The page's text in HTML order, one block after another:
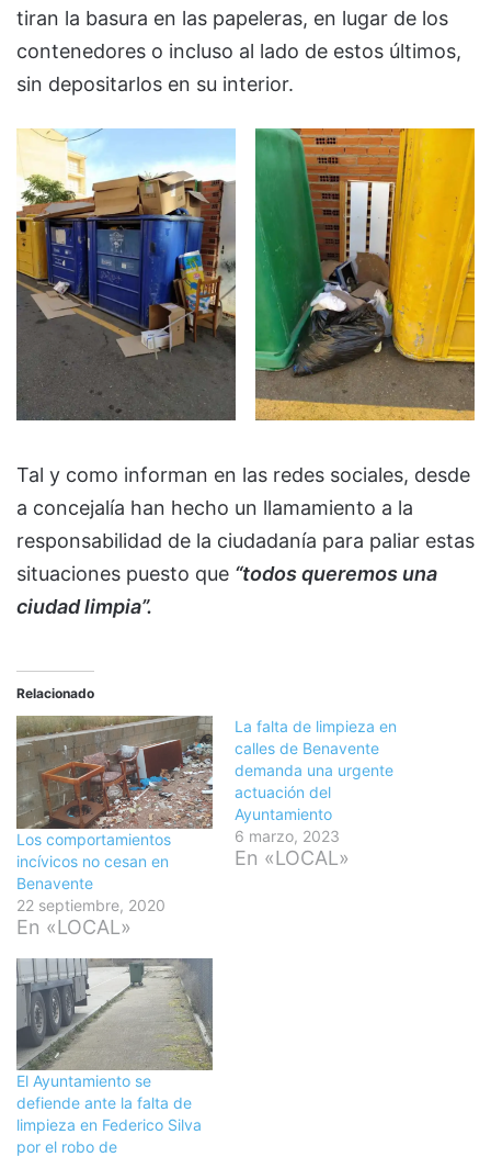
tiran la basura en las papeleras, en lugar de los
contenedores o incluso al lado de estos últimos,
sin depositarlos en su interior.
Tal y como informan en las redes sociales, desde
a concejalía han hecho un llamamiento a la
responsabilidad de la ciudadanía para paliar estas
situaciones puesto que “todos queremos una
ciudad limpia”.
Relacionado
Los comportamientos
incívicos no cesan en
Benavente
22 septiembre, 2020
En «LOCAL»
La falta de limpieza en
calles de Benavente
demanda una urgente
actuación del
Ayuntamiento
6 marzo, 2023
En «LOCAL»
El Ayuntamiento se
defiende ante la falta de
limpieza en Federico Silva
por el robo de